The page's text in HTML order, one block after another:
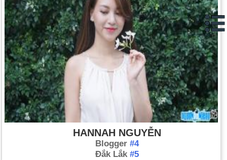
HANNAH NGUYỄN
Blogger #4
Đắk Lắk #5